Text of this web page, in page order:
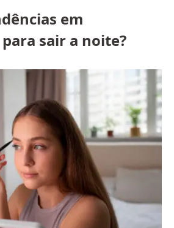
em
sair a noite?